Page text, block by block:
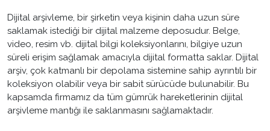
Dijital arşivleme, bir şirketin veya kişinin daha uzun süre
saklamak istediği bir dijital malzeme deposudur. Belge,
video, resim vb. dijital bilgi koleksiyonlarını, bilgiye uzun
süreli erişim sağlamak amacıyla dijital formatta saklar. Dijital
arşiv, çok katmanlı bir depolama sistemine sahip ayrıntılı bir
koleksiyon olabilir veya bir sabit sürücüde bulunabilir. Bu
kapsamda firmamız da tüm gümrük hareketlerinin dijital
arşivleme mantığı ile saklanmasını sağlamaktadır.